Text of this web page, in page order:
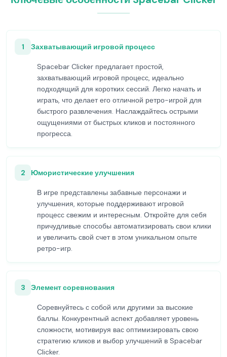
1 Захватывающий игровой процесс
Spacebar Clicker предлагает простой,
захватывающий игровой процесс, идеально
подходящий для коротких сессий. Легко начать и
играть, что делает его отличной ретро-игрой для
быстрого развлечения. Наслаждайтесь острыми
ощущениями от быстрых кликов и постоянного
прогресса.
2 Юмористические улучшения
В игре представлены забавные персонажи и
улучшения, которые поддерживают игровой
процесс свежим и интересным. Откройте для себя
причудливые способы автоматизировать свои клики
и увеличить свой счет в этом уникальном опыте
ретро-игр.
3 Элемент соревнования
Соревнуйтесь с собой или другими за высокие
баллы. Конкурентный аспект добавляет уровень
сложности, мотивируя вас оптимизировать свою
стратегию кликов и выбор улучшений в Spacebar
Clicker.